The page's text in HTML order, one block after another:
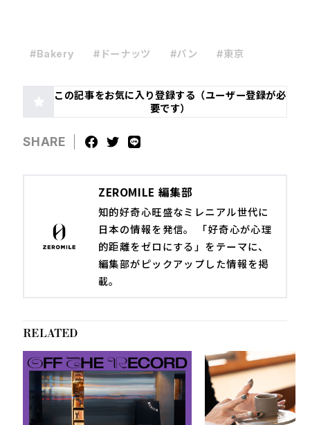
#Bakery #ドーナッツ #パン #東京
この記事をお気に入り登録する（ユーザー登録が必
要です）
SHARE
ZEROMILE 編集部
知的好奇心旺盛なミレニアル世代に
日本の情報を発信。 「好奇心が心理
的距離をゼロにする」をテーマに、
編集部がピックアップした情報を掲
載。
RELATED